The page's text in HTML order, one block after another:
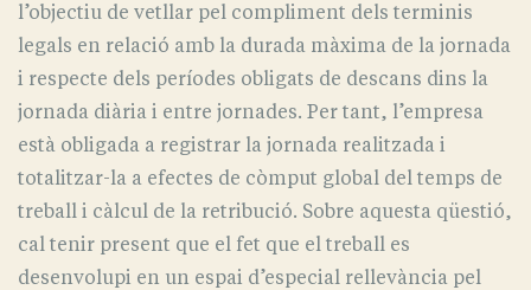
l’objectiu de vetllar pel compliment dels terminis
legals en relació amb la durada màxima de la jornada
i respecte dels períodes obligats de descans dins la
jornada diària i entre jornades. Per tant, l’empresa
està obligada a registrar la jornada realitzada i
totalitzar-la a efectes de còmput global del temps de
treball i càlcul de la retribució. Sobre aquesta qüestió,
cal tenir present que el fet que el treball es
desenvolupi en un espai d’especial rellevància pel